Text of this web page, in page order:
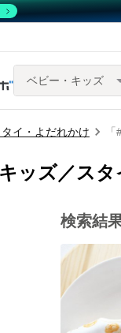
ベビー・キッズ
タイ・よだれかけ
ッズ／ス
検索結